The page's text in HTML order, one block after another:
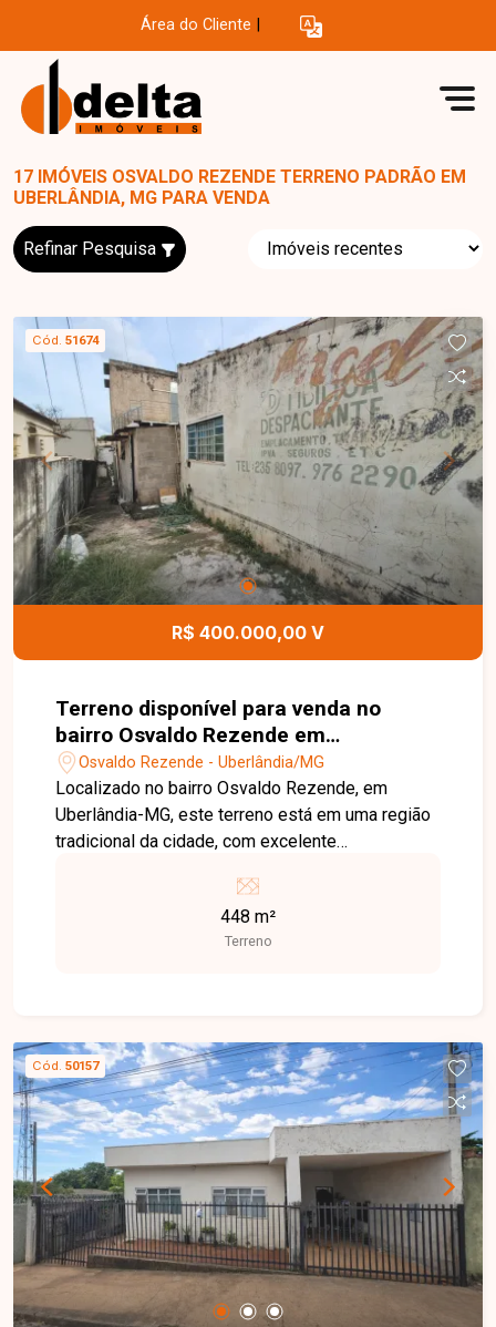
Área do Cliente
17 IMÓVEIS OSVALDO REZENDE TERRENO PADRÃO EM
UBERLÂNDIA, MG PARA VENDA
Refinar Pesquisa
Cód. 51674
R$ 400.000,00 V
Terreno disponível para venda no
bairro Osvaldo Rezende em
Uberlândia-MG
Osvaldo Rezende - Uberlândia/MG
Localizado no bairro Osvaldo Rezende, em
Uberlândia-MG, este terreno está em uma região
tradicional da cidade, com excelente
comércios, escolas e diversos serviços
essenciais. O bairro é uma ótima opção tanto
para moradia quanto para investimento, devido à
comerciais. No local existe uma construção
antiga, necessitando demolição ou reforma
completa, o que amplia as possibilidades de
aproveitamento do espaço conforme a
necessidade do futuro proprietário. Uma ótima
oportunidade para investidores, construtores ou
para quem deseja construir em uma localização
privilegiada da cidade. Entre em contato e saiba
mais detalhes sobre este imóvel!
448 m²
Terreno
Cód. 50157